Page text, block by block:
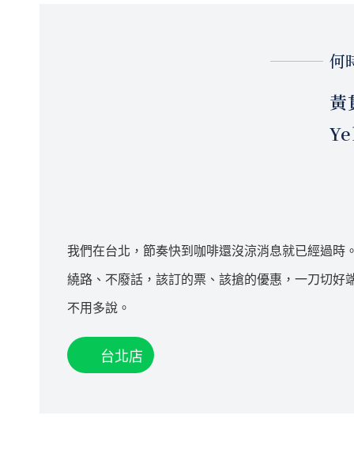
何
黃
我們在台北，節奏快到咖啡還沒涼消息就已經過
繞路、不廢話，該訂的票、該搶的優惠，一刀切
不用多說。
台北店